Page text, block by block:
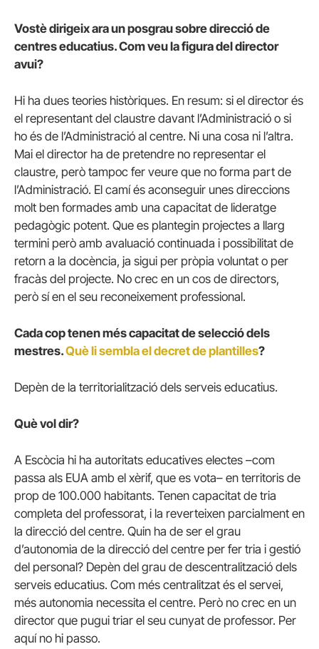
Vostè dirigeix ara un posgrau sobre direcció de
centres educatius. Com veu la figura del director
avui?
Hi ha dues teories històriques. En resum: si el director és
el representant del claustre davant l’Administració o si
ho és de l’Administració al centre. Ni una cosa ni l’altra.
Mai el director ha de pretendre no representar el
claustre, però tampoc fer veure que no forma part de
l’Administració. El camí és aconseguir unes direccions
molt ben formades amb una capacitat de lideratge
pedagògic potent. Que es plantegin projectes a llarg
termini però amb avaluació continuada i possibilitat de
retorn a la docència, ja sigui per pròpia voluntat o per
fracàs del projecte. No crec en un cos de directors,
però sí en el seu reconeixement professional.
Cada cop tenen més capacitat de selecció dels
mestres.Què li sembla el decret de plantilles?
Depèn de la territorialització dels serveis educatius.
Què vol dir?
A Escòcia hi ha autoritats educatives electes –com
passa als EUA amb el xèrif, que es vota– en territoris de
prop de 100.000 habitants. Tenen capacitat de tria
completa del professorat, i la reverteixen parcialment en
la direcció del centre. Quin ha de ser el grau
d’autonomia de la direcció del centre per fer tria i gestió
del personal? Depèn del grau de descentralització dels
serveis educatius. Com més centralitzat és el servei,
més autonomia necessita el centre. Però no crec en un
director que pugui triar el seu cunyat de professor. Per
aquí no hi passo.